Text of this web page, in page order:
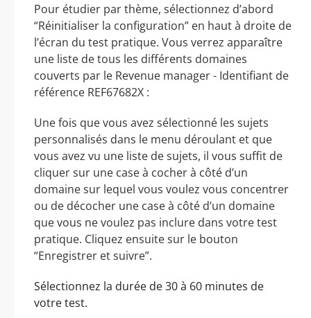
Pour étudier par thème, sélectionnez d’abord
“Réinitialiser la configuration” en haut à droite de
l’écran du test pratique. Vous verrez apparaître
une liste de tous les différents domaines
couverts par le Revenue manager - Identifiant de
référence REF67682X :
Une fois que vous avez sélectionné les sujets
personnalisés dans le menu déroulant et que
vous avez vu une liste de sujets, il vous suffit de
cliquer sur une case à cocher à côté d’un
domaine sur lequel vous voulez vous concentrer
ou de décocher une case à côté d’un domaine
que vous ne voulez pas inclure dans votre test
pratique. Cliquez ensuite sur le bouton
“Enregistrer et suivre”.
Sélectionnez la durée de 30 à 60 minutes de
votre test.